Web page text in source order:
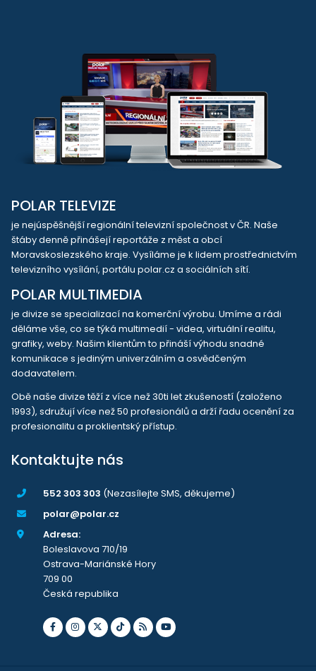
POLAR TELEVIZE
je nejúspěšnější regionální televizní společnost v ČR. Naše
štáby denně přinášejí reportáže z měst a obcí
Moravskoslezského kraje. Vysíláme je k lidem prostřednictvím
televizního vysílání, portálu polar.cz a sociálních sítí.
POLAR MULTIMEDIA
je divize se specializací na komerční výrobu. Umíme a rádi
děláme vše, co se týká multimedií - videa, virtuální realitu,
grafiky, weby. Našim klientům to přináší výhodu snadné
komunikace s jediným univerzálním a osvědčeným
dodavatelem.
Obě naše divize těží z více než 30ti let zkušeností (založeno
1993), sdružují více než 50 profesionálů a drží řadu ocenění za
profesionalitu a proklientský přístup.
Kontaktujte nás
552 303 303 (Nezasílejte SMS, děkujeme)
polar@polar.cz
Adresa:
Boleslavova 710/19
Ostrava-Mariánské Hory
709 00
Česká republika